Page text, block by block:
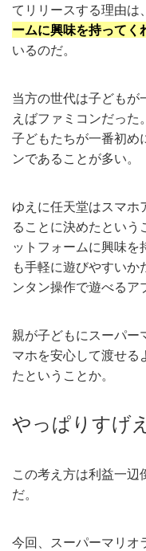
てリリースする理由は
ームに興味を持ってく
いるのだ。
当方の世代は子どもが
えばファミコンだっ
子どもたちが一番初め
ンであることが多い。
ゆえに任天堂はスマホ
ることに決めたという
ットフォームに興味
も手軽に遊びやすい
ンタン操作で遊べるア
親が子どもにスーパー
マホを安心して渡せる
たということか。
やっぱりすげ
この考え方は利益一
だ。
今回、スーパーマリオ